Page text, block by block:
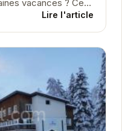
vacances ? Ce
hébergements
Lire l'article